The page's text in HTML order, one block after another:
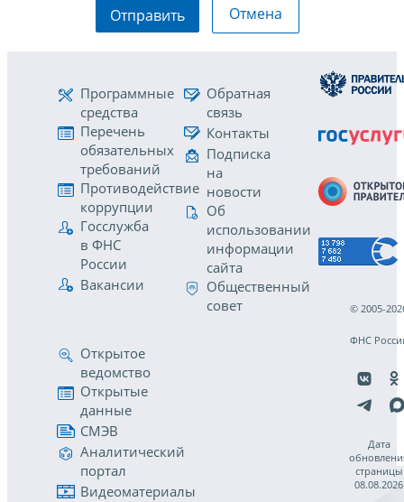
Отправить Отмена
Программные
средства
Перечень
обязательных
требований
Противодействие
коррупции
Госслужба
в ФНС
России
Вакансии
Обратная
связь
Контакты
Подписка
на
новости
Об
использовании
информации
сайта
Общественный
совет
Открытое
ведомство
Открытые
данные
СМЭВ
Аналитический
портал
Видеоматериалы
© 2005-
ФНС
Дата
страницы
08.08.2026